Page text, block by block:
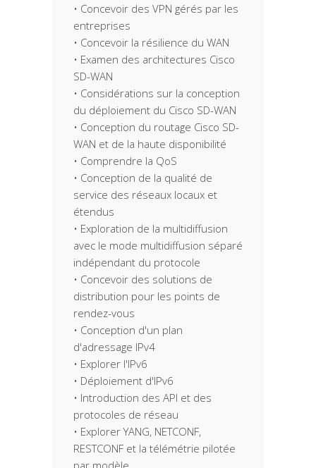
• Concevoir des VPN gérés par les
entreprises
• Concevoir la résilience du WAN
• Examen des architectures Cisco
SD-WAN
• Considérations sur la conception
du déploiement du Cisco SD-WAN
• Conception du routage Cisco SD-
WAN et de la haute disponibilité
• Comprendre la QoS
• Conception de la qualité de
service des réseaux locaux et
étendus
• Exploration de la multidiffusion
avec le mode multidiffusion séparé
indépendant du protocole
• Concevoir des solutions de
distribution pour les points de
rendez-vous
• Conception d'un plan
d'adressage IPv4
• Explorer l'IPv6
• Déploiement d'IPv6
• Introduction des API et des
protocoles de réseau
• Explorer YANG, NETCONF,
RESTCONF et la télémétrie pilotée